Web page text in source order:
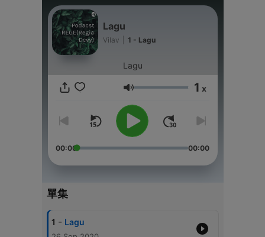
Lagu
Vilav 1 - Lagu
Lagu
音量 1 x
00:00 00:00
單集
1 - Lagu